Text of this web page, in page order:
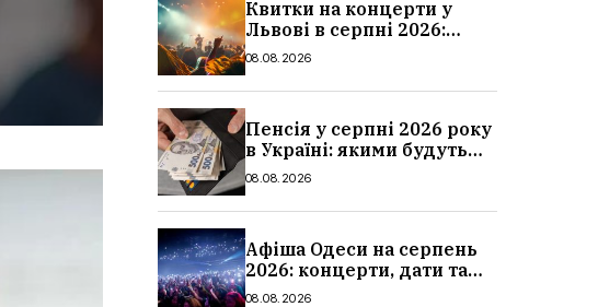
Квитки на концерти у
Львові в серпні 2026:
дати, ціни та локації
08.08.2026
Пенсія у серпні 2026 року
в Україні: якими будуть
мінімальні та
суми
08.08.2026
Афіша Одеси на серпень
2026: концерти, дати та
ціни квитків
08.08.2026